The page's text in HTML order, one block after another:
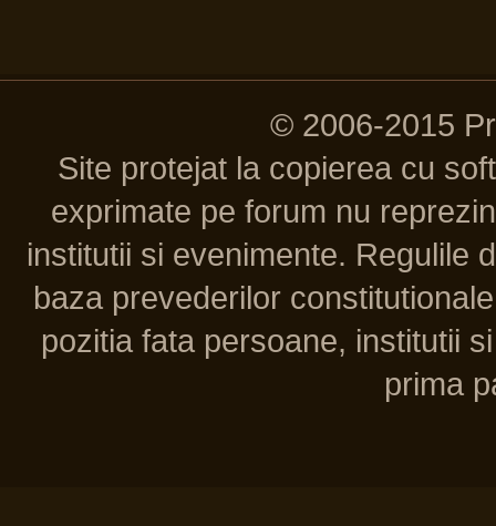
© 2006-2015
Site protejat la copierea cu
exprimate pe forum nu
institutii si evenimente. Regulile
baza prevederilor
pozitia fata persoane, institutii
prima